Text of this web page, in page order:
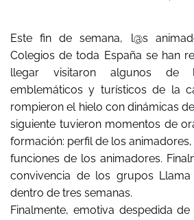
Este fin de semana, l@s
Colegios de toda España se han
llegar visitaron algunos de
emblemáticos y turísticos de la
rompieron el hielo con dinámicas
siguiente tuvieron momentos de
formación: perfil de los
funciones de los animadores.
convivencia de los grupos
dentro de tres semanas.
Finalmente, emotiva despedida de